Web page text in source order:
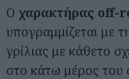
Ο χαρακτήρας off-
υπογραμμίζεται με
γρίλιας με κάθετο
στο κάτω μέρος του